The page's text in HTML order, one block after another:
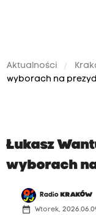
Aktualności
wyborach na
Łukasz
wyborach
Radio KRAKÓW
date_range Wtorek,